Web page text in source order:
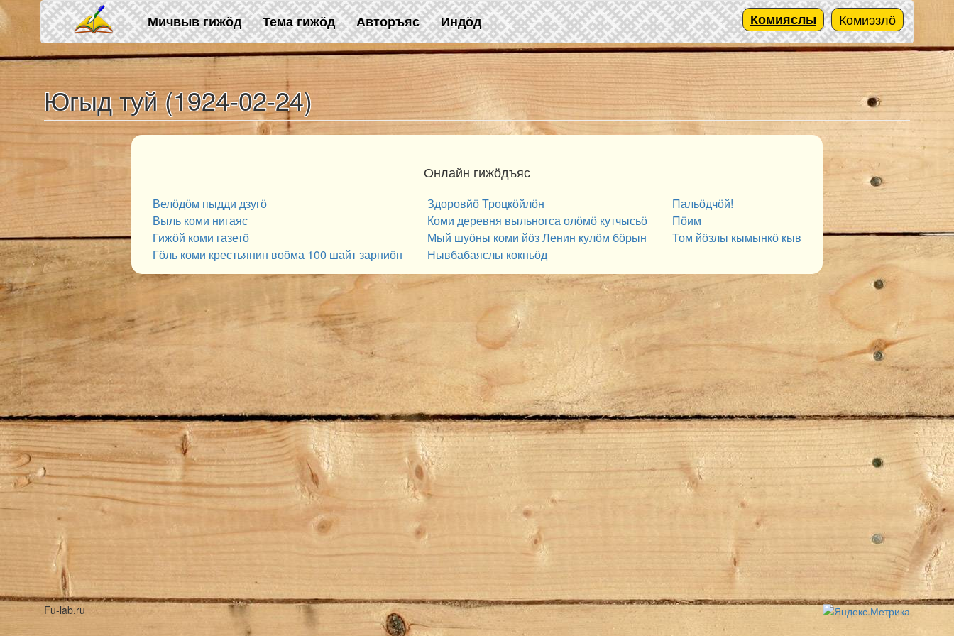
Skip to main content
Мичвыв гижӧд Тема гижӧд Авторъяс Индӧд Комиэзлӧ
Комияслы
Югыд туй (1924-02-24)
Онлайн гижӧдъяс
Велӧдӧм пыдди дзугӧ
Выль коми нигаяс
Гижӧй коми газетӧ
Гӧль коми крестьянин воӧма 100 шайт зарниӧн
Здоровйӧ Троцкӧйлӧн
Коми деревня выльногса олӧмӧ кутчысьӧ
Мый шуӧны коми йӧз Ленин кулӧм бӧрын
Нывбабаяслы кокньӧд
Пальӧдчӧй!
Пӧим
Том йӧзлы кымынкӧ кыв
Fu-lab.ru